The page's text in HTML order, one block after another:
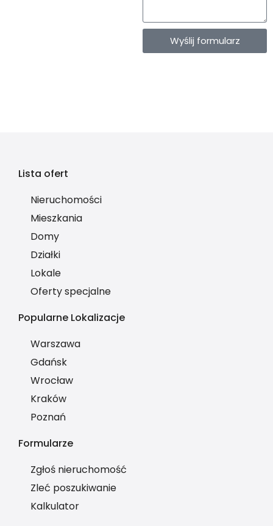
Wyślij formularz
Lista ofert
Nieruchomości
Mieszkania
Domy
Działki
Lokale
Oferty specjalne
Popularne Lokalizacje
Warszawa
Gdańsk
Wrocław
Kraków
Poznań
Formularze
Zgłoś nieruchomość
Zleć poszukiwanie
Kalkulator